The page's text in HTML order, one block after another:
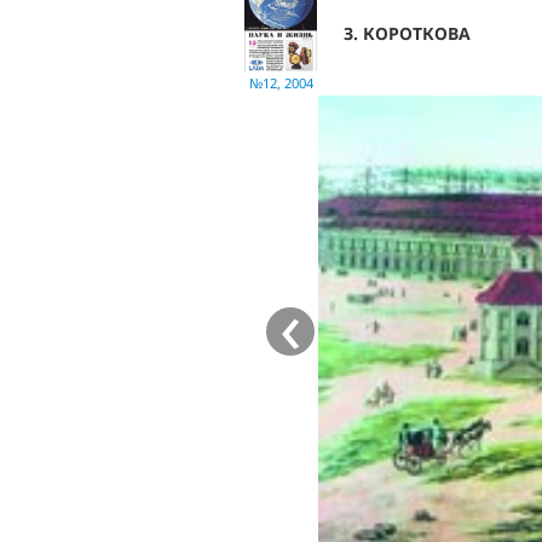
№12, 2004
З. КОРОТКОВА
‹